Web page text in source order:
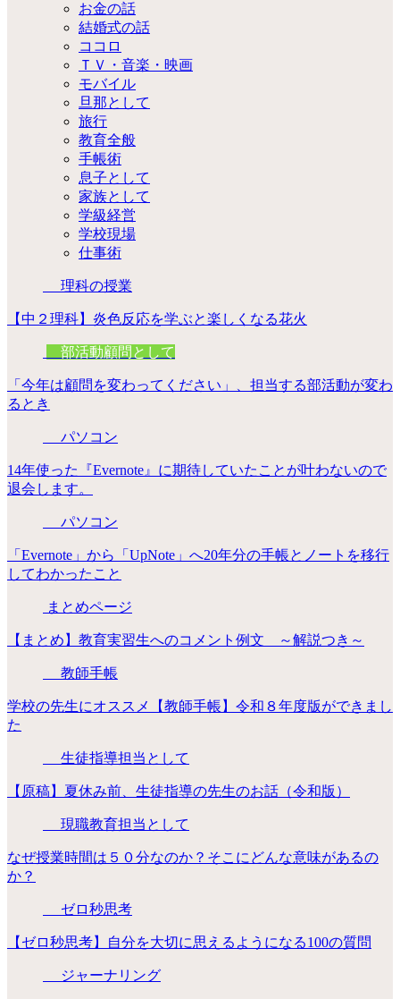
お金の話
結婚式の話
ココロ
ＴＶ・音楽・映画
モバイル
旦那として
旅行
教育全般
手帳術
息子として
家族として
学級経営
学校現場
仕事術
理科の授業
【中２理科】炎色反応を学ぶと楽しくなる花火
部活動顧問として
「今年は顧問を変わってください」、担当する部活動が変わ
るとき
パソコン
14年使った『Evernote』に期待していたことが叶わないので
退会します。
パソコン
「Evernote」から「UpNote」へ20年分の手帳とノートを移行
してわかったこと
まとめページ
【まとめ】教育実習生へのコメント例文 ～解説つき～
教師手帳
学校の先生にオススメ【教師手帳】令和８年度版ができまし
た
生徒指導担当として
【原稿】夏休み前、生徒指導の先生のお話（令和版）
現職教育担当として
なぜ授業時間は５０分なのか？そこにどんな意味があるの
か？
ゼロ秒思考
【ゼロ秒思考】自分を大切に思えるようになる100の質問
ジャーナリング